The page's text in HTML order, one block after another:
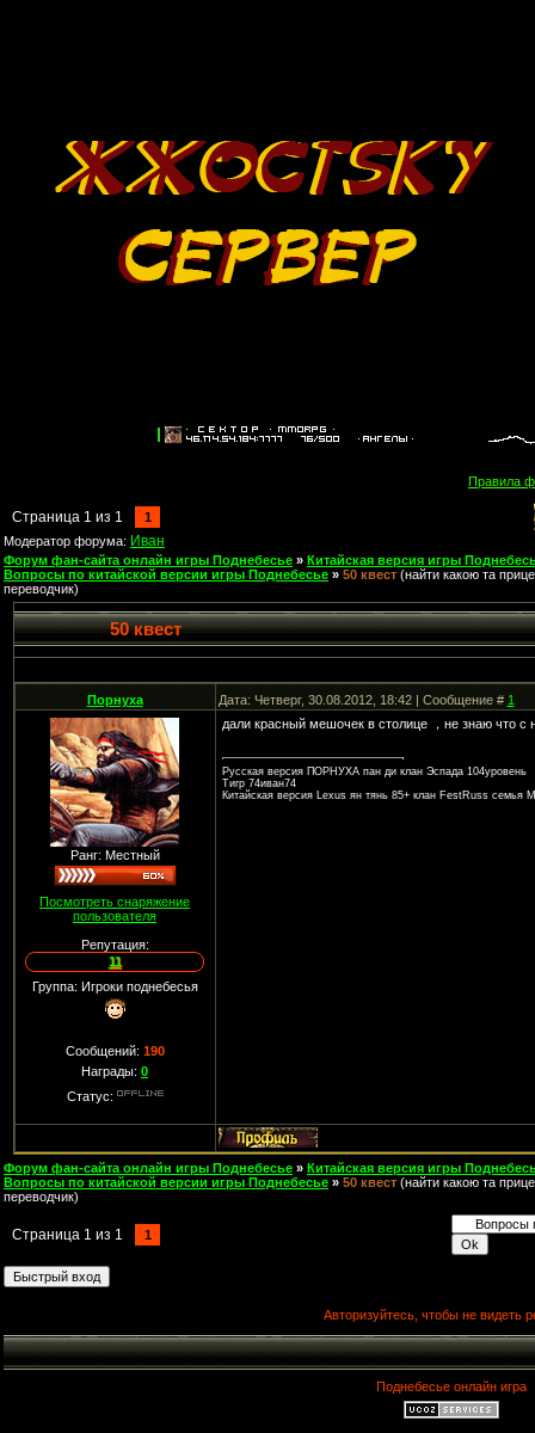
Правила
Страница 1 из 1
1
Модератор форума: Иван
Форум фан-сайта онлайн игры Поднебесье » Китайская версия игры
Вопросы по китайской версии игры Поднебесье » 50 квест (найти какою та
переводчик)
50 квест
Порнуха Дата: Четверг, 30.08.2012, 18:42 | Сообщение #1
Ранг: Местный
Посмотреть снаряжение
пользователя
Репутация:
11
Группа: Игроки поднебесья
Сообщений: 190
Награды: 0
Статус:
дали красный мешочек в столице ，не знаю что с
Русская версия ПОРНУХА пан ди клан Эспада 104уровень
Тигр 74иван74
Китайская версия Lexus ян тянь 85+ клан FestRuss
Форум фан-сайта онлайн игры Поднебесье » Китайская версия игры
Вопросы по китайской версии игры Поднебесье » 50 квест (найти какою та
переводчик)
Страница 1 из 1 1
Авторизуйтесь, чтобы не видеть
Поднебесье онлайн игра